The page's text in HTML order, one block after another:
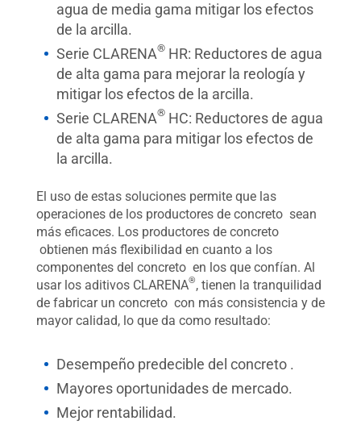
agua de media gama mitigar los efectos
de la arcilla.
Serie CLARENA® HR: Reductores de agua
de alta gama para mejorar la reología y
mitigar los efectos de la arcilla.
Serie CLARENA® HC: Reductores de agua
de alta gama para mitigar los efectos de
la arcilla.
El uso de estas soluciones permite que las
operaciones de los productores de concreto sean
más eficaces. Los productores de concreto
obtienen más flexibilidad en cuanto a los
componentes del concreto en los que confían. Al
usar los aditivos CLARENA®, tienen la tranquilidad
de fabricar un concreto con más consistencia y de
mayor calidad, lo que da como resultado:
Desempeño predecible del concreto .
Mayores oportunidades de mercado.
Mejor rentabilidad.